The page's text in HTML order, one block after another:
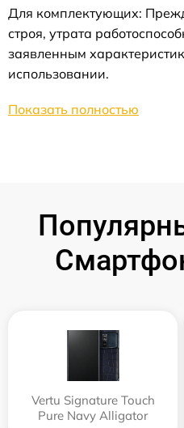
Для комплектующих:
строя, утрата
заявленным
использовании.
Показать полностью
Vertu Signature Touch
Pure Navy Alligator